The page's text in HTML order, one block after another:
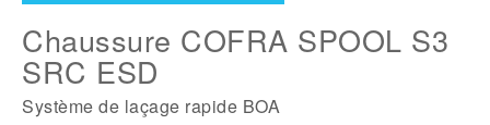
Chaussure COFRA SPOOL S3
SRC ESD
Système de laçage rapide BOA